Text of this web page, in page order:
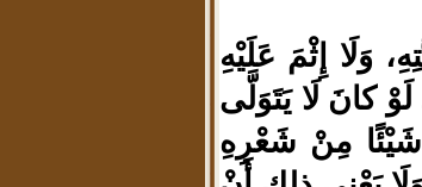
وَلَا إِثْمَ عَلَيْهِ
كانَ لَا يَتَوَلَّى
شَيْئًا مِنْ شَعْرِهِ